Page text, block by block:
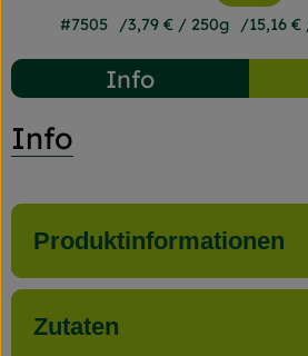
#7505 3,79 € / 250g 15,16 €
Info
Info
Produktinformationen
Zutaten